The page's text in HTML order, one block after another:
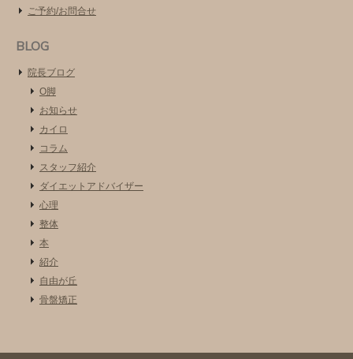
ご予約/お問合せ
BLOG
院長ブログ
O脚
お知らせ
カイロ
コラム
スタッフ紹介
ダイエットアドバイザー
心理
整体
本
紹介
自由が丘
骨盤矯正